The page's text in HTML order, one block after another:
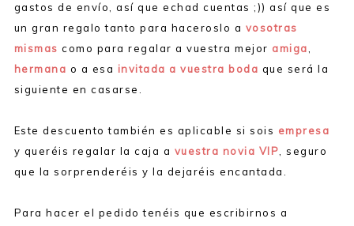
gastos de envío, así que echad cuentas ;)) así que es
un gran regalo tanto para haceroslo a vosotras
mismas como para regalar a vuestra mejor amiga,
hermana o a esa invitada a vuestra boda que será la
siguiente en casarse.
Este descuento también es aplicable si sois empresa
y queréis regalar la caja a vuestra novia VIP, seguro
que la sorprenderéis y la dejaréis encantada.
Para hacer el pedido tenéis que escribirnos a